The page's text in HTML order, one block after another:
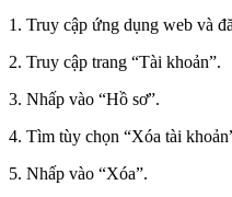
1. Truy cập ứng dụng web và
2. Truy cập trang “Tài khoản”.
3. Nhấp vào “Hồ sơ”.
4. Tìm tùy chọn “Xóa tài
5. Nhấp vào “Xóa”.